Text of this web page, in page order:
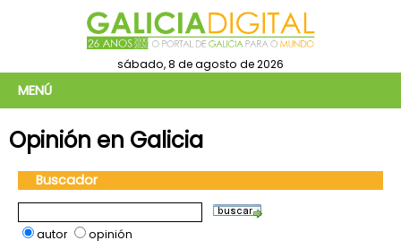
sábado, 8 de agosto de 2026
MENÚ
Opinión en Galicia
Buscador
autor opinión